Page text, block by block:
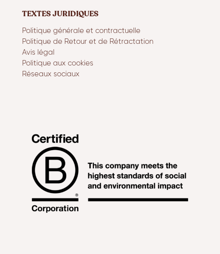
TEXTES JURIDIQUES
Politique générale et contractuelle
Politique de Retour et de Rétractation
Avis légal
Politique aux cookies
Réseaux sociaux